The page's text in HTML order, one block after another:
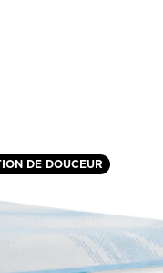
DE DOUCEUR